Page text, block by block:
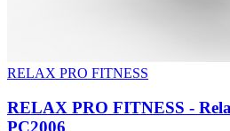
RELAX PRO FITNESS
RELAX PRO FITNESS -
PC2006